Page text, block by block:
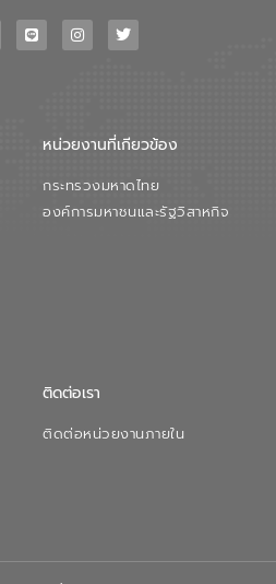
หน่วยงานที่เกียวข้อง
กระทรวงมหาดไทย
องค์การมหาชนและรัฐวิสาหกิจ
ติดต่อเรา
ติดต่อหน่วยงานภายใน